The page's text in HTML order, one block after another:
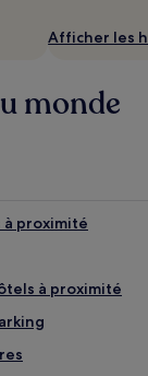
Afficher les
monde
à proximité
à proximité